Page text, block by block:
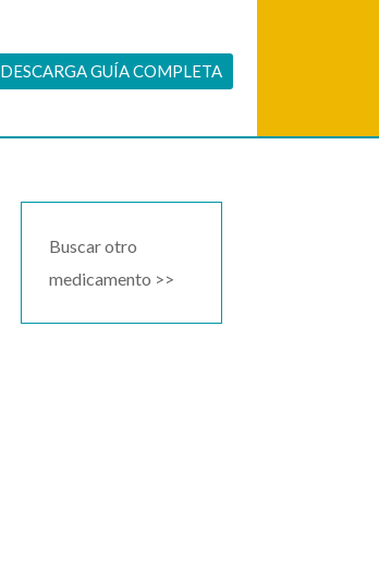
DESCARGA GUÍA COMPLETA
Buscar otro
medicamento >>